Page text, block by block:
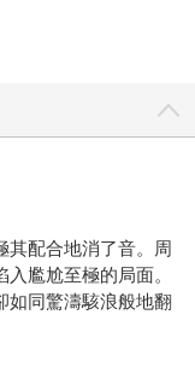
其配合地消了音。周
尷尬至極的局面。
如同驚濤駭浪般地翻